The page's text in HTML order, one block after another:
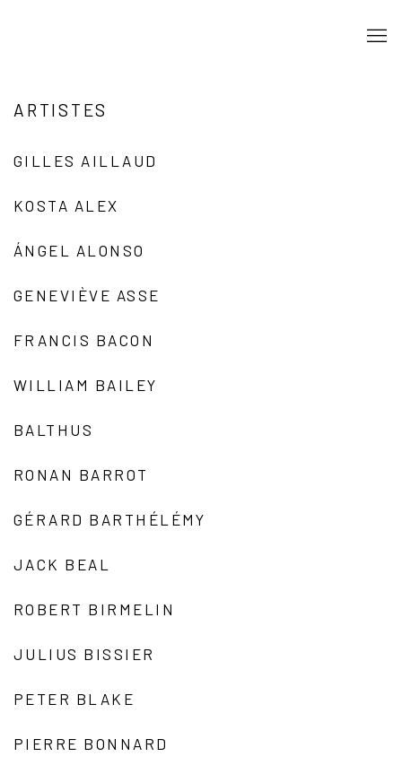
ARTISTES
GILLES AILLAUD
KOSTA ALEX
ÁNGEL ALONSO
GENEVIÈVE ASSE
FRANCIS BACON
WILLIAM BAILEY
BALTHUS
RONAN BARROT
GÉRARD BARTHÉLÉMY
JACK BEAL
ROBERT BIRMELIN
JULIUS BISSIER
PETER BLAKE
PIERRE BONNARD